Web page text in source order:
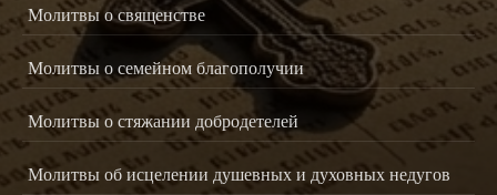
Молитвы о священстве
Молитвы о семейном благополучии
Молитвы о стяжании добродетелей
Молитвы об исцелении душевных и духовных недугов